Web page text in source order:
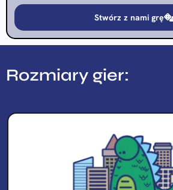
Stwórz z nami grę
Rozmiary gier: